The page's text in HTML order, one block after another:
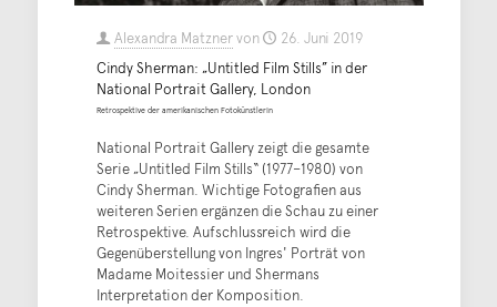
Alexandra Matznervon
26. Juni 2019
Cindy Sherman: „Untitled Film Stills” in der
National Portrait Gallery, London
Retrospektive der amerikanischen Fotokünstlerin
National Portrait Gallery zeigt die gesamte
Serie „Untitled Film Stills“ (1977–1980) von
Cindy Sherman. Wichtige Fotografien aus
weiteren Serien ergänzen die Schau zu einer
Retrospektive. Aufschlussreich wird die
Gegenüberstellung von Ingres' Porträt von
Madame Moitessier und Shermans
Interpretation der Komposition.